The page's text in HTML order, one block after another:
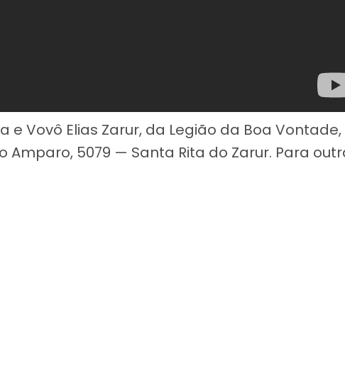
e Vovô Elias Zarur, da Legião da Boa Vontade,
Amparo, 5079 — Santa Rita do Zarur. Para